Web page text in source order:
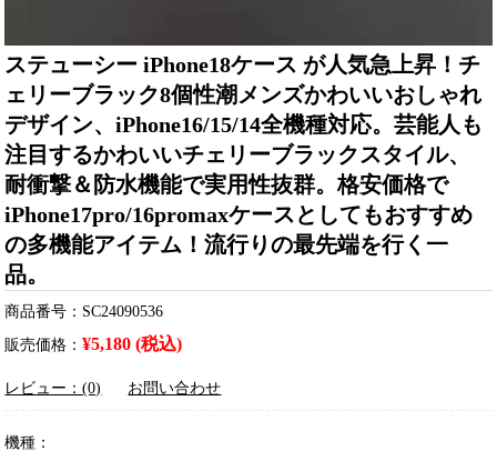
ステューシー iPhone18ケース が人気急上昇！チ
ェリーブラック8個性潮メンズかわいいおしゃれ
デザイン、iPhone16/15/14全機種対応。芸能人も
注目するかわいいチェリーブラックスタイル、
耐衝撃＆防水機能で実用性抜群。格安価格で
iPhone17pro/16promaxケースとしてもおすすめ
の多機能アイテム！流行りの最先端を行く一
品。
商品番号：SC24090536
販売価格：¥5,180 (税込)
レビュー：(0) お問い合わせ
機種：